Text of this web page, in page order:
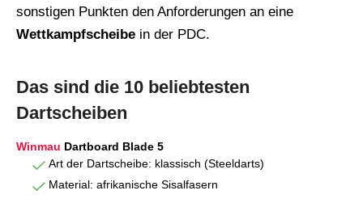
sonstigen Punkten den Anforderungen an eine
Wettkampfscheibe in der PDC.
Das sind die 10 beliebtesten
Dartscheiben
Winmau Dartboard Blade 5
Art der Dartscheibe: klassisch (Steeldarts)
Material: afrikanische Sisalfasern